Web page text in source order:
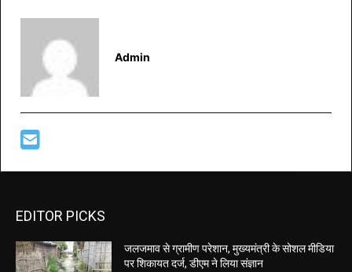
Admin
EDITOR PICKS
जलजमाव से ग्रामीण परेशान, मुख्यमंत्री के सोशल मीडिया
पर शिकायत दर्ज, डीएम ने लिया संज्ञान